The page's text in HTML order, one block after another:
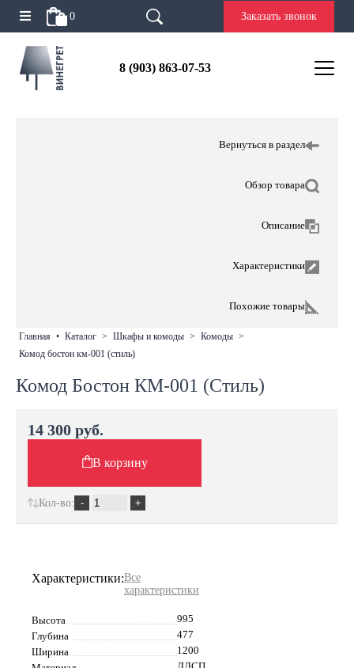
0 Заказать звонок
8 (903) 863-07-53
Вернуться в раздел
Обзор товара
Описание
Характеристики
Похожие товары
главная • каталог > шкафы и комоды > комоды >
комод бостон км-001 (стиль)
Комод Бостон КМ-001 (Стиль)
Характеристики:Все
характеристики
Высота
995
Глубина
477
Ширина
1200
14 300 руб.
В корзину
Кол-во: